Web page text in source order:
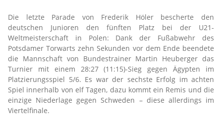
Die letzte Parade von Frederik Höler bescherte den
deutschen Junioren den fünften Platz bei der U21-
Weltmeisterschaft in Polen: Dank der Fußabwehr des
Potsdamer Torwarts zehn Sekunden vor dem Ende beendete
die Mannschaft von Bundestrainer Martin Heuberger das
Turnier mit einem 28:27 (11:15)-Sieg gegen Ägypten im
Platzierungsspiel 5/6. Es war der sechste Erfolg im achten
Spiel innerhalb von elf Tagen, dazu kommt ein Remis und die
einzige Niederlage gegen Schweden – diese allerdings im
Viertelfinale.